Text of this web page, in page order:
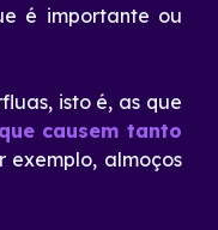
é importante ou
isto é, as que
causem tanto
exemplo, almoços